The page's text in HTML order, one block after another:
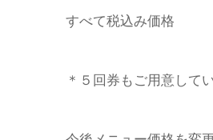
すべて税込み価格
＊５回券もご用意して